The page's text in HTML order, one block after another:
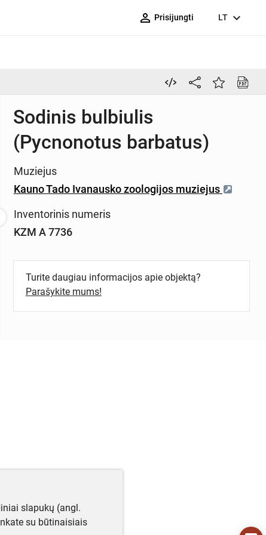
person_outline Prisijungti LT expand_more
Sodinis bulbiulis
(Pycnonotus barbatus)
Muziejus
Kauno Tado Ivanausko zoologijos muziejus
Inventorinis numeris
KZM A 7736
Turite daugiau informacijos apie objektą?
Parašykite mums!
slapukų (angl.
su būtinaisiais